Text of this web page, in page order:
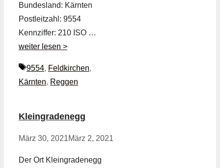
Bundesland: Kärnten
Postleitzahl: 9554
Kennziffer: 210 ISO …
weiter lesen >
Schlagwörter
9554, Feldkirchen,
Kärnten, Reggen
Kleingradenegg
März 30, 2021März 2, 2021
Der Ort Kleingradenegg